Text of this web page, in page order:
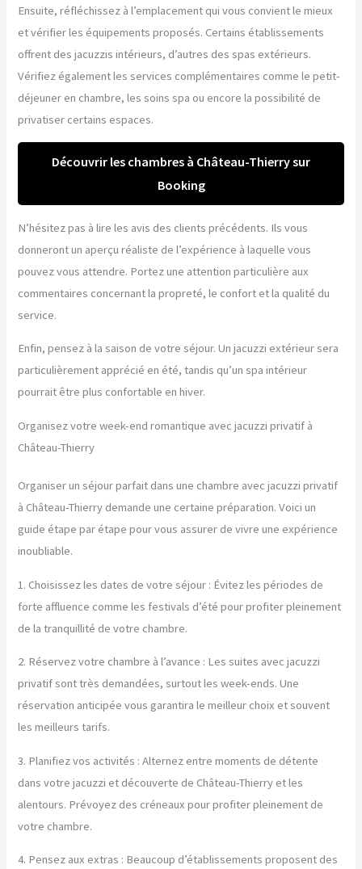
Ensuite, réfléchissez à l’emplacement qui vous convient le mieux
et vérifier les équipements proposés. Certains établissements
offrent des jacuzzis intérieurs, d’autres des spas extérieurs.
Vérifiez également les services complémentaires comme le petit-
déjeuner en chambre, les soins spa ou encore la possibilité de
privatiser certains espaces.
Découvrir les chambres à Château-Thierry sur
Booking
N’hésitez pas à lire les avis des clients précédents. Ils vous
donneront un aperçu réaliste de l’expérience à laquelle vous
pouvez vous attendre. Portez une attention particulière aux
commentaires concernant la propreté, le confort et la qualité du
service.
Enfin, pensez à la saison de votre séjour. Un jacuzzi extérieur sera
particulièrement apprécié en été, tandis qu’un spa intérieur
pourrait être plus confortable en hiver.
Organisez votre week-end romantique avec jacuzzi privatif à
Château-Thierry
Organiser un séjour parfait dans une chambre avec jacuzzi privatif
à Château-Thierry demande une certaine préparation. Voici un
guide étape par étape pour vous assurer de vivre une expérience
inoubliable.
1. Choisissez les dates de votre séjour : Évitez les périodes de
forte affluence comme les festivals d’été pour profiter pleinement
de la tranquillité de votre chambre.
2. Réservez votre chambre à l’avance : Les suites avec jacuzzi
privatif sont très demandées, surtout les week-ends. Une
réservation anticipée vous garantira le meilleur choix et souvent
les meilleurs tarifs.
3. Planifiez vos activités : Alternez entre moments de détente
dans votre jacuzzi et découverte de Château-Thierry et les
alentours. Prévoyez des créneaux pour profiter pleinement de
votre chambre.
4. Pensez aux extras : Beaucoup d’établissements proposent des